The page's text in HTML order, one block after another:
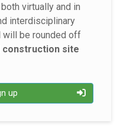
virtually and in
interdisciplinary
will be rounded off
construction site
up